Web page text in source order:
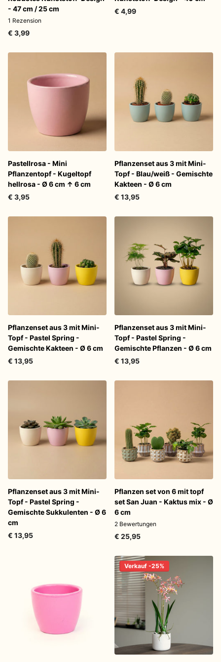
- 47 cm / 25 cm
1 Rezension
€ 3,99
€ 4,99
Pastellrosa - Mini
Pflanzentopf - Kugeltopf
hellrosa - Ø 6 cm ↑ 6 cm
€ 3,95
Pflanzenset aus 3 mit Mini-
Topf - Blau/weiß - Gemischte
Kakteen - Ø 6 cm
€ 13,95
Pflanzenset aus 3 mit Mini-
Topf - Pastel Spring -
Gemischte Kakteen - Ø 6 cm
€ 13,95
Pflanzenset aus 3 mit Mini-
Topf - Pastel Spring -
Gemischte Pflanzen - Ø 6 cm
€ 13,95
Pflanzenset aus 3 mit Mini-
Topf - Pastel Spring -
Gemischte Sukkulenten - Ø 6
cm
€ 13,95
Pflanzen set von 6 mit topf
set San Juan - Kaktus mix - Ø
6 cm
2 Bewertungen
€ 25,95
Verkauf -25%